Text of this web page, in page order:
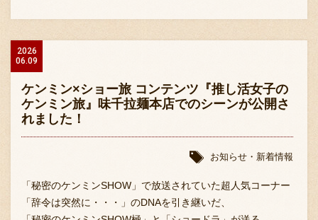
2026
06.09
ケンミン×ショー旅 コンテンツ『推し活女子の
ケンミン旅』味千拉麺本店でのシーンが公開さ
れました！
お知らせ・新着情報
「秘密のケンミンSHOW」で放送されていた超人気コーナー
「辞令は突然に・・・」のDNAを引き継いだ、